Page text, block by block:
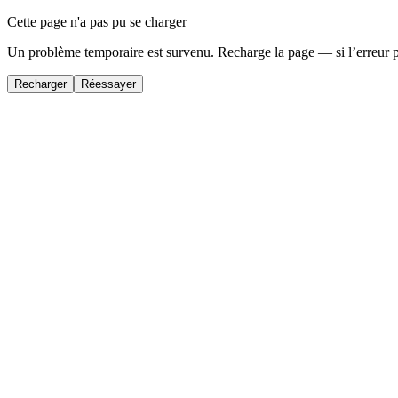
Cette page n'a pas pu se charger
Un problème temporaire est survenu. Recharge la page — si
Recharger Réessayer